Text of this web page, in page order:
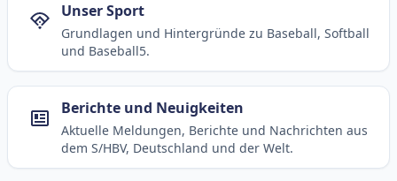
Unser Sport
Grundlagen und Hintergründe zu Baseball, Softball
und Baseball5.
Berichte und Neuigkeiten
Aktuelle Meldungen, Berichte und Nachrichten aus
dem S/HBV, Deutschland und der Welt.